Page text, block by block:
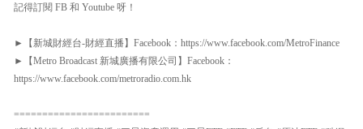
記得訂閱 FB 和 Youtube 呀！
►【新城財經台-財經直播】Facebook：https://www.facebook.com/MetroFinance
►【Metro Broadcast 新城廣播有限公司】Facebook：
https://www.facebook.com/metroradio.com.hk
========================